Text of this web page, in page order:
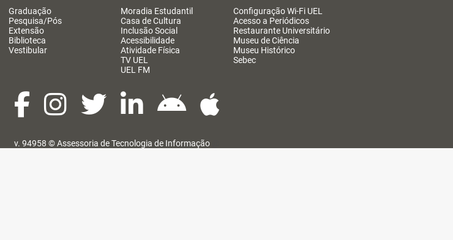
Graduação
Pesquisa/Pós
Extensão
Biblioteca
Vestibular
Moradia Estudantil
Casa de Cultura
Inclusão Social
Acessibilidade
Atividade Física
TV UEL
UEL FM
Configuração Wi-Fi UEL
Acesso a Periódicos
Restaurante Universitário
Museu de Ciência
Museu Histórico
Sebec
v. 94958 ©Assessoria de Tecnologia de Informação